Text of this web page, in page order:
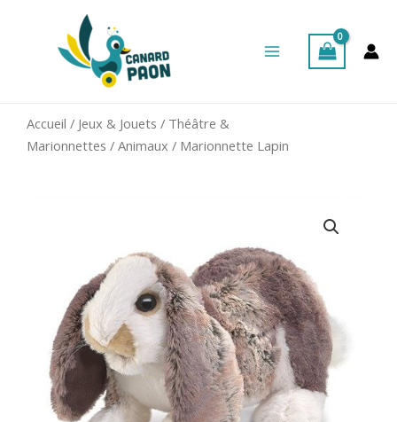
Menu
Accueil / Jeux & Jouets / Théâtre &
Marionnettes / Animaux / Marionnette Lapin